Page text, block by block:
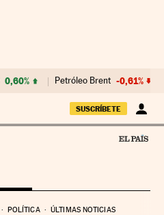
0,60% Petróleo Brent -0,61%
SUSCRÍBETE
POLÍTICA ÚLTIMAS NOTICIAS